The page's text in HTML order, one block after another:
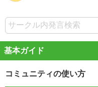
基本ガイド
コミュニティの使い方